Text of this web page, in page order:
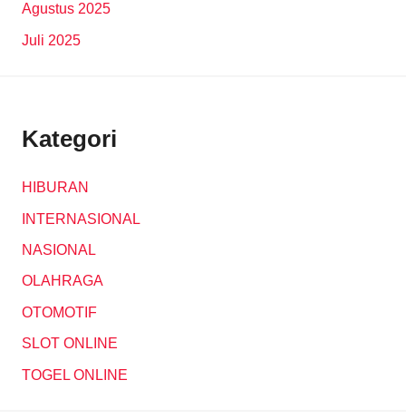
Agustus 2025
Juli 2025
Kategori
HIBURAN
INTERNASIONAL
NASIONAL
OLAHRAGA
OTOMOTIF
SLOT ONLINE
TOGEL ONLINE